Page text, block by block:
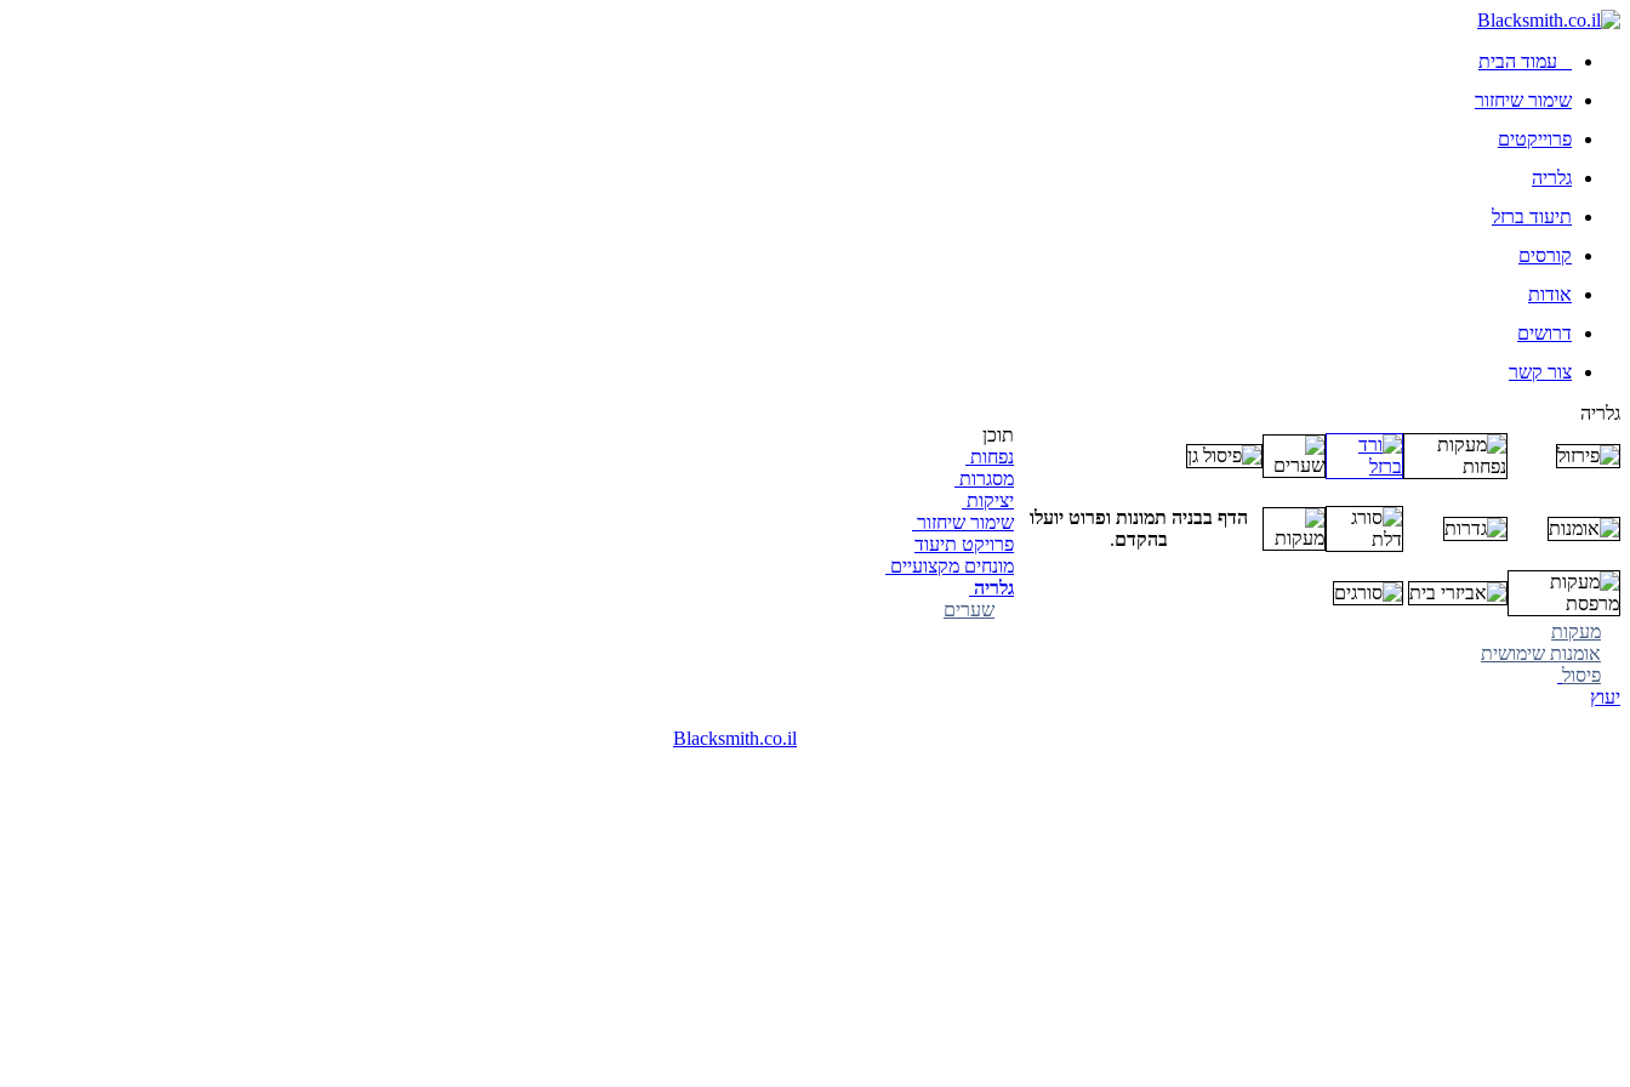
עמוד הבית
שימור שיחזור
פרוייקטים
גלריה
תיעוד ברזל
קורסים
אודות
דרושים
צור קשר
גלריה
הדף בבניה תמונות ופרוט יועלו
בהקדם.
תוכן
נפחות
מסגרות
יציקות
שימור שיחזור
פרויקט תיעוד
מונחים מקצועיים
גלריה
שערים
מעקות
אומנות שימושית
פיסול
יעוץ
Blacksmith.co.il